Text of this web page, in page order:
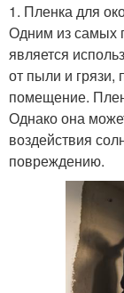
1. Пленка для
Одним из самых
является
от пыли и грязи,
помещение.
Однако она
воздействия
повреждению.